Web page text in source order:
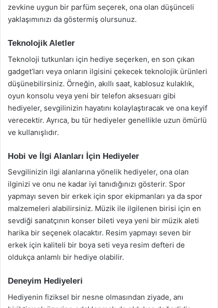
zevkine uygun bir parfüm seçerek, ona olan düşünceli
yaklaşımınızı da göstermiş olursunuz.
Teknolojik Aletler
Teknoloji tutkunları için hediye seçerken, en son çıkan
gadget’ları veya onların ilgisini çekecek teknolojik ürünleri
düşünebilirsiniz. Örneğin, akıllı saat, kablosuz kulaklık,
oyun konsolu veya yeni bir telefon aksesuarı gibi
hediyeler, sevgilinizin hayatını kolaylaştıracak ve ona keyif
verecektir. Ayrıca, bu tür hediyeler genellikle uzun ömürlü
ve kullanışlıdır.
Hobi ve İlgi Alanları İçin Hediyeler
Sevgilinizin ilgi alanlarına yönelik hediyeler, ona olan
ilginizi ve onu ne kadar iyi tanıdığınızı gösterir. Spor
yapmayı seven bir erkek için spor ekipmanları ya da spor
malzemeleri alabilirsiniz. Müzik ile ilgilenen birisi için en
sevdiği sanatçının konser bileti veya yeni bir müzik aleti
harika bir seçenek olacaktır. Resim yapmayı seven bir
erkek için kaliteli bir boya seti veya resim defteri de
oldukça anlamlı bir hediye olabilir.
Deneyim Hediyeleri
Hediyenin fiziksel bir nesne olmasından ziyade, anı